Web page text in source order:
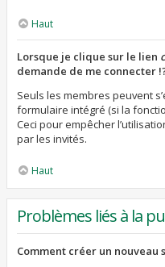
Haut
Lorsque je clique sur le lien
demande de me connecter
Seuls les membres peuvent
formulaire intégré (si la
Ceci pour empêcher
par les invités.
Haut
Problèmes liés à la
Comment créer un nouveau